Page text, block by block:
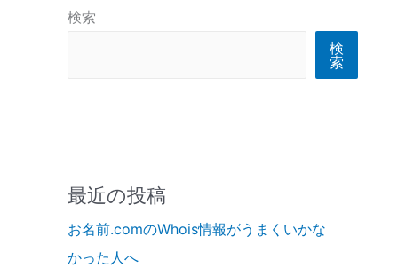
検索
検
索
最近の投稿
お名前.comのWhois情報がうまくいかな
かった人へ